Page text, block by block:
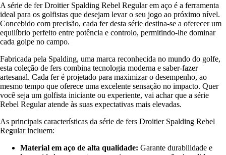
A série de fer Droitier Spalding Rebel Regular em aço é a ferramenta
ideal para os golfistas que desejam levar o seu jogo ao próximo nível.
Concebido com precisão, cada fer desta série destina-se a oferecer um
equilíbrio perfeito entre potência e controlo, permitindo-lhe dominar
cada golpe no campo.
Fabricada pela Spalding, uma marca reconhecida no mundo do golfe,
esta coleção de fers combina tecnologia moderna e saber-fazer
artesanal. Cada fer é projetado para maximizar o desempenho, ao
mesmo tempo que oferece uma excelente sensação no impacto. Quer
você seja um golfista iniciante ou experiente, vai achar que a série
Rebel Regular atende às suas expectativas mais elevadas.
As principais características da série de fers Droitier Spalding Rebel
Regular incluem:
Material em aço de alta qualidade: Garante durabilidade e